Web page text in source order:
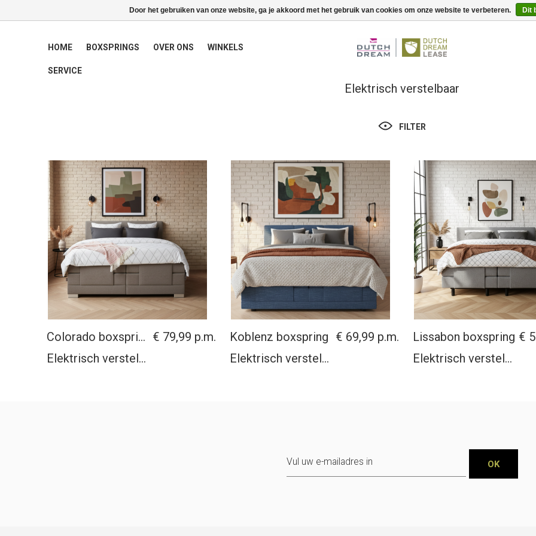
HOME BOXSPRINGS OVER ONS WINKELS
SERVICE
Elektrisch verstelbaar
FILTER
Colorado boxspring
Elektrisch verstelbaar
€ 79,99
Koblenz boxspring
Elektrisch verstelbaar
€ 69,99
Lissabon boxspring
Elektrisch verstelbaar
€
Door het gebruiken van onze website, ga je akkoord met het gebruik van cookies om onze website te verbeteren. Dit